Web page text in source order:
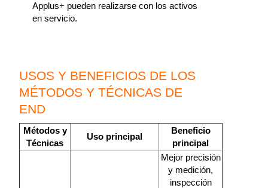
Applus+ pueden realizarse con los activos
en servicio.
USOS Y BENEFICIOS DE LOS
MÉTODOS Y TÉCNICAS DE
END
Métodos y
Técnicas
Uso principal
Beneficio
principal
Mejor precisión
y medición,
inspección